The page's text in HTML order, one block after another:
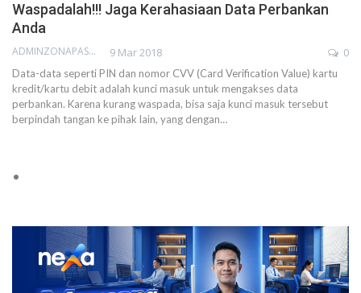
Waspadalah!!! Jaga Kerahasiaan Data Perbankan
Anda
ADMINZONAPASAR 9 Mar 2018 0
Data-data seperti PIN dan nomor CVV (Card Verification Value) kartu
kredit/kartu debit adalah kunci masuk untuk mengakses data
perbankan. Karena kurang waspada, bisa saja kunci masuk tersebut
berpindah tangan ke pihak lain, yang dengan…